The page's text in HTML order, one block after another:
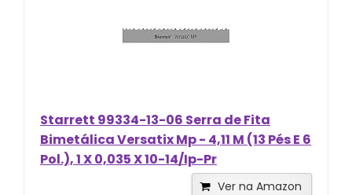
Starrett 99334-13-06 Serra de Fita
Bimetálica Versatix Mp - 4,11 M (13 Pés E 6
Pol.), 1 X 0,035 X 10-14/Ip-Pr
Ver na Amazon